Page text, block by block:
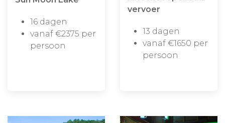
16 dagen
vanaf €2375 per
persoon
vervoer
13 dagen
vanaf €1650 per
persoon